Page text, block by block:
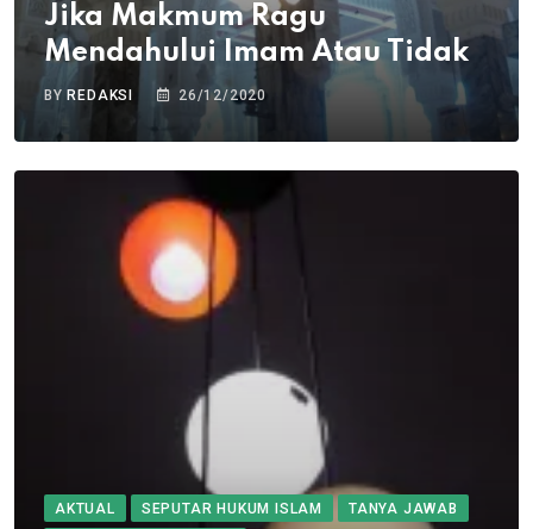
Jika Makmum Ragu
Mendahului Imam Atau Tidak
BYREDAKSI 26/12/2020
AKTUAL SEPUTAR HUKUM ISLAM
TANYA JAWAB